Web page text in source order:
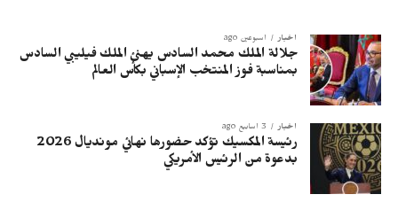
أخبار أسبوعين ago
جلالة الملك محمد السادس يهنئ الملك فيليبي السادس
بمناسبة فوز المنتخب الإسباني بكأس العالم
أخبار 3 أسابيع ago
رئيسة المكسيك تؤكد حضورها نهائي مونديال 2026
بدعوة من الرئيس الأمريكي